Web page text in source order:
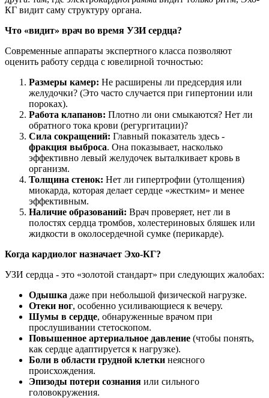
КГ видит саму структуру органа.
Что «видит» врач во время УЗИ сердца?
Современные аппараты экспертного класса позволяют
оценить работу сердца с ювелирной точностью:
Размеры камер: Не расширены ли предсердия или
желудочки? (Это часто случается при гипертонии или
пороках).
Работа клапанов: Плотно ли они смыкаются? Нет ли
обратного тока крови (регургитации)?
Сила сокращений: Главный показатель здесь -
фракция выброса. Она показывает, насколько
эффективно левый желудочек выталкивает кровь в
организм.
Толщина стенок: Нет ли гипертрофии (утолщения)
миокарда, которая делает сердце «жестким» и менее
эффективным.
Наличие образований: Врач проверяет, нет ли в
полостях сердца тромбов, холестериновых бляшек или
жидкости в околосердечной сумке (перикарде).
Когда кардиолог назначает Эхо-КГ?
УЗИ сердца - это «золотой стандарт» при следующих жалобах:
Одышка даже при небольшой физической нагрузке.
Отеки ног, особенно усиливающиеся к вечеру.
Шумы в сердце, обнаруженные врачом при
прослушивании стетоскопом.
Повышенное артериальное давление (чтобы понять,
как сердце адаптируется к нагрузке).
Боли в области грудной клетки неясного
происхождения.
Эпизоды потери сознания или сильного
головокружения.